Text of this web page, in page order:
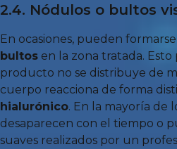
2.4. Nódulos o bultos
En ocasiones, pueden
bultos en la zona tratada. Esto
producto no se distribuye de
cuerpo reacciona de forma
hialurónico. En la mayoría de
desaparecen con el tiempo o
suaves realizados por un